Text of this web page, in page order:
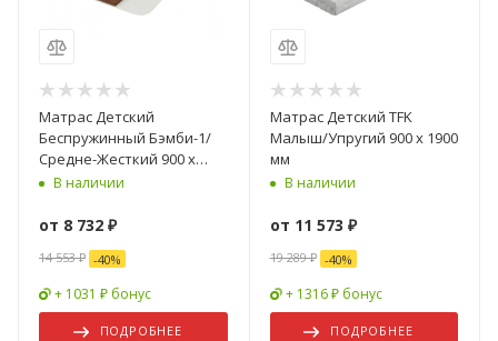
Матрас Детский
Беспружинный Бэмби-1/
Средне-Жесткий 900 х
1900 мм
В наличии
от 8 732 ₽
14 553 ₽ -40%
+ 1031 ₽ бонус
ПОДРОБНЕЕ
Матрас Детский TFK
Малыш/Упругий 900 х 1900
мм
В наличии
от 11 573 ₽
19 289 ₽ -40%
+ 1316 ₽ бонус
ПОДРОБНЕЕ